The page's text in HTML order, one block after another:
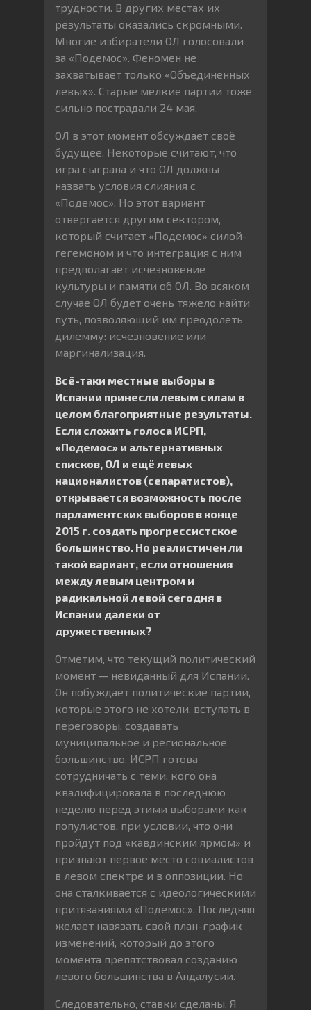
трудности. В других местах их
результаты оказались скромными.
Многие избиратели ОЛ голосовали
за «Подемос». Феномен не
захватывает только «Объединенных
левых». Старые мелкие партии тоже
сильно пострадали 24 мая.
ОЛ в этот момент обсуждает своё
будущее. Некоторые считают, что
игра сыграна и что ОЛ должны
назвать условия слияния с
«Подемос». Но этот вариант
отвергается другим сектором,
который считает «Подемос» силой-
гегемоном и что интеграция с ним
предполагает исчезновение
культуры и памяти об ОЛ. Во всяком
случае ОЛ будет очень тяжело найти
путь, позволяющий им преодолеть
дилемму: исчезновение или
маргинализация.
Всё-таки местные выборы в
Испании принесли левым силам в
целом благоприятные результаты.
Если сложить голоса ИСРП,
«Подемос» и альтернативных
списков, ОЛ и ещё левых
националистов (сепаратистов),
открывается возможность после
парламентских выборов в конце
2015 г. создать прогрессистское
большинство. Но реалистичен ли
такой вариант, если отношения
между левым центром и
радикальной левой сегодня в
Испании далеки от
дружественных?
Отметим, что текущий политический
момент — невиданный для Испании.
Он побуждает политические партии,
которые этого не хотели, вступать в
переговоры, создавать
муниципальное и региональное
большинство. ИСРП готова
сотрудничать с теми, кого она
квалифицировала в последнюю
неделю перед этими выборами как
популистов, при условии, что они
пройдут под «кавдинским ярмом» и
признают первое место социалистов
в левом спектре и в оппозиции. Но
она сталкивается с идеологическими
притязаниями «Подемос». Последняя
желает навязать свой план-график
изменений, который до этого
момента препятствовал созданию
левого большинства в Андалусии.
Следовательно, ставки сделаны. Я